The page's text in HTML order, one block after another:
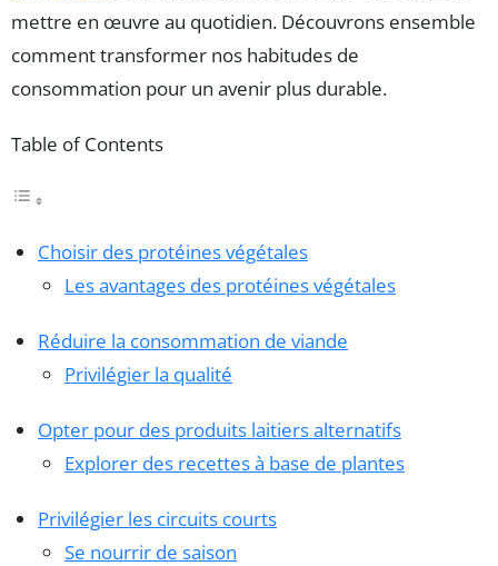
mettre en œuvre au quotidien. Découvrons ensemble
comment transformer nos habitudes de
consommation pour un avenir plus durable.
Table of Contents
Choisir des protéines végétales
Les avantages des protéines végétales
Réduire la consommation de viande
Privilégier la qualité
Opter pour des produits laitiers alternatifs
Explorer des recettes à base de plantes
Privilégier les circuits courts
Se nourrir de saison